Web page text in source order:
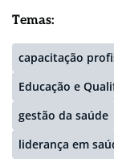
Temas:
capacitação
Educação e
gestão da saúde
liderança em